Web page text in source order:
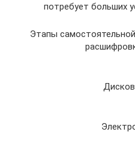
потребует больших
Этапы